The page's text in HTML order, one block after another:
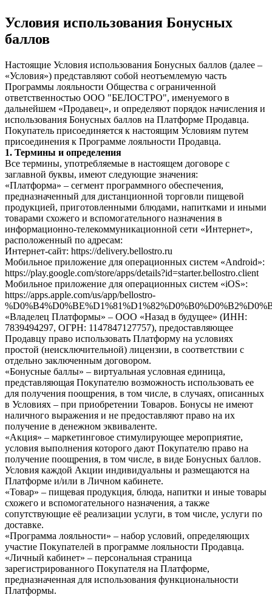
Условия использования Бонусных
баллов
Настоящие Условия использования Бонусных баллов (далее –
«Условия») представляют собой неотъемлемую часть
Программы лояльности Общества с ограниченной
ответственностью ООО "БЕЛОСТРО", именуемого в
дальнейшем «Продавец», и определяют порядок начисления и
использования Бонусных баллов на Платформе Продавца.
Покупатель присоединяется к настоящим Условиям путем
присоединения к Программе лояльности Продавца.
1. Термины и определения
Все термины, употребляемые в настоящем договоре с
заглавной буквы, имеют следующие значения:
«Платформа» – сегмент программного обеспечения,
предназначенный для дистанционной торговли пищевой
продукцией, приготовленными блюдами, напитками и иными
товарами схожего и вспомогательного назначения в
информационно-телекоммуникационной сети «Интернет»,
расположенный по адресам:
Интернет-сайт: https://delivery.bellostro.ru
Мобильное приложение для операционных систем «Android»:
https://play.google.com/store/apps/details?id=starter.bellostro.client
Мобильное приложение для операционных систем «iOS»:
https://apps.apple.com/us/app/bellostro-
«Владелец Платформы» – ООО «Назад в будущее» (ИНН:
7839494297, ОГРН: 1147847127757), предоставляющее
Продавцу право использовать Платформу на условиях
простой (неисключительной) лицензии, в соответствии с
отдельно заключенным договором.
«Бонусные баллы» – виртуальная условная единица,
представляющая Покупателю возможность использовать ее
для получения поощрения, в том числе, в случаях, описанных
в Условиях – при приобретении Товаров. Бонусы не имеют
наличного выражения и не предоставляют право на их
получение в денежном эквиваленте.
«Акция» – маркетинговое стимулирующее мероприятие,
условия выполнения которого дают Покупателю право на
получение поощрения, в том числе, в виде Бонусных баллов.
Условия каждой Акции индивидуальны и размещаются на
Платформе и/или в Личном кабинете.
«Товар» – пищевая продукция, блюда, напитки и иные товары
схожего и вспомогательного назначения, а также
сопутствующие её реализации услуги, в том числе, услуги по
доставке.
«Программа лояльности» – набор условий, определяющих
участие Покупателей в программе лояльности Продавца.
«Личный кабинет» – персональная страница
зарегистрированного Покупателя на Платформе,
предназначенная для использования функциональности
Платформы.